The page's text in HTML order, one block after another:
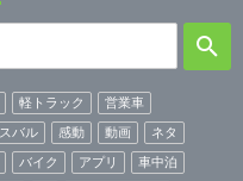
軽トラック
営業車
スバル 感動 動画
ネタ
バイク アプリ
車中泊